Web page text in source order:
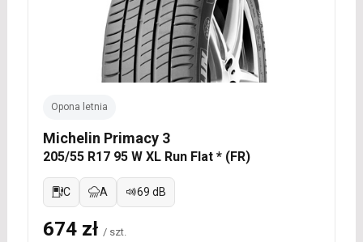
Opona letnia
Michelin Primacy 3
205/55 R17 95 W XL Run Flat * (FR)
C A 69 dB
674 zł / szt.